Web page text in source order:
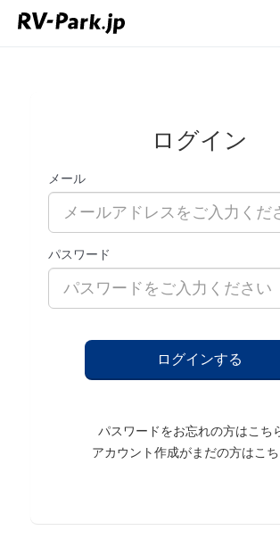
ログイン
メール
パスワード
パスワードをお忘れの方はこち
アカウント作成がまだの方はこち